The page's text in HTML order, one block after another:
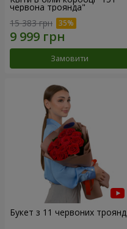
червона троянда"
15 383 грн
Замовити
Букет з 11 червоних троянд